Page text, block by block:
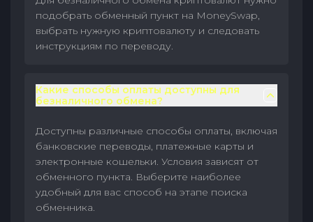
подобрать обменный пункт на MoneySwap,
выбрать нужную криптовалюту и следовать
инструкциям по переводу.
Какие способы оплаты доступны для
безналичного обмена?
Доступны различные способы оплаты, включая
банковские переводы, платежные карты и
электронные кошельки. Условия зависят от
обменного пункта. Выберите наиболее
удобный для вас способ на этапе поиска
обменника.